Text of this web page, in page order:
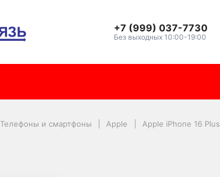
+7 (999) 037-7730
Без выходных 10:00-19:00
Телефоны и смартфоны Apple Apple iPhone 16 Plus